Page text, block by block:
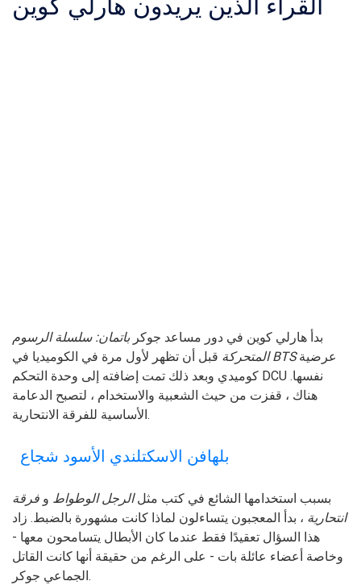
القراء الذين يريدون هارلي كوين
بدأ هارلي كوين في دور مساعد جوكر باتمان: سلسلة الرسوم
المتحركةقبل أن تظهر لأول مرة في الكوميديا ​​فيBTSعرضية
كوميدي وبعد ذلك تمت إضافته إلى وحدة التحكم DCU نفسها.
هناك ، قفزت من حيث الشعبية والاستخدام ، لتصبح الدعامة
الأساسية للفرقة الانتحارية.
بلهافن الاسكتلندي الأسود شجاع
بسبب استخدامها الشائع في كتب مثلالرجل الوطواط و فرقة
انتحارية ، بدأ المعجبون يتساءلون لماذا كانت مشهورة بالضبط. زاد
هذا السؤال تعقيدًا فقط عندما كان الأبطال يتسامحون معها -
وخاصة أعضاء عائلة بات - على الرغم من حقيقة أنها كانت القاتل
الجماعي جوكر.